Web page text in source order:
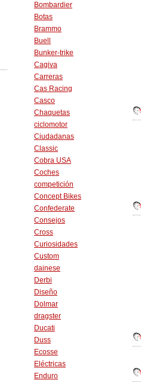
Bombardier
Botas
Brammo
Buell
Bunker-trike
Cagiva
Carreras
Cas Racing
Casco
Chaquetas
ciclomotor
Ciudadanas
Classic
Cobra USA
Coches
competición
Concept Bikes
Confederate
Consejos
Cross
Curiosidades
Custom
dainese
Derbi
Diseño
Dolmar
dragster
Ducati
Duss
Ecosse
Eléctricas
Enduro